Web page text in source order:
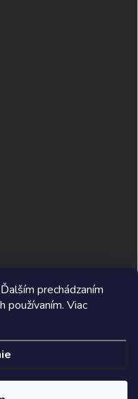
prechádzaním
používaním. Viac